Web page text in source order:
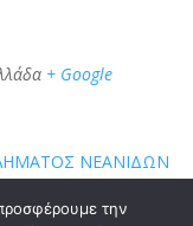
+ Google
ΝΕΑΝΙΔΩΝ
την